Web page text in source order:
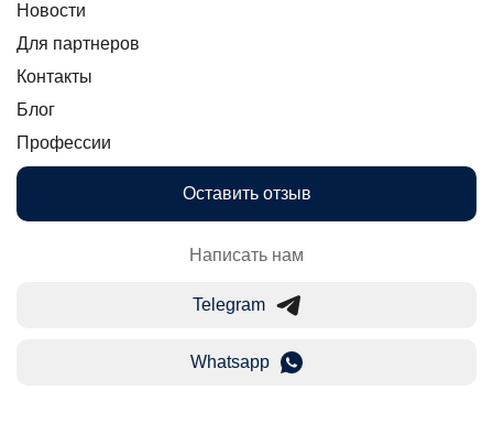
Новости
Для партнеров
Контакты
Блог
Профессии
Оставить отзыв
Написать нам
Telegram
Whatsapp